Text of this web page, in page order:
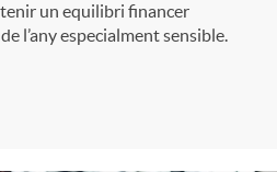
un equilibri financer
l’any especialment sensible.